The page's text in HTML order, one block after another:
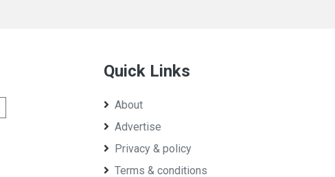
Quick Links
About
Advertise
Privacy & policy
Terms & conditions